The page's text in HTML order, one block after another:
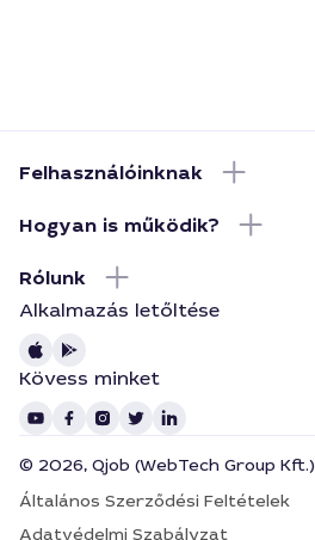
Felhasználóinknak
Hogyan is működik?
Rólunk
Alkalmazás letőltése
Kövess minket
© 2026, Qjob (WebTech Group Kft.)
Általános Szerződési Feltételek
Adatvédelmi Szabályzat